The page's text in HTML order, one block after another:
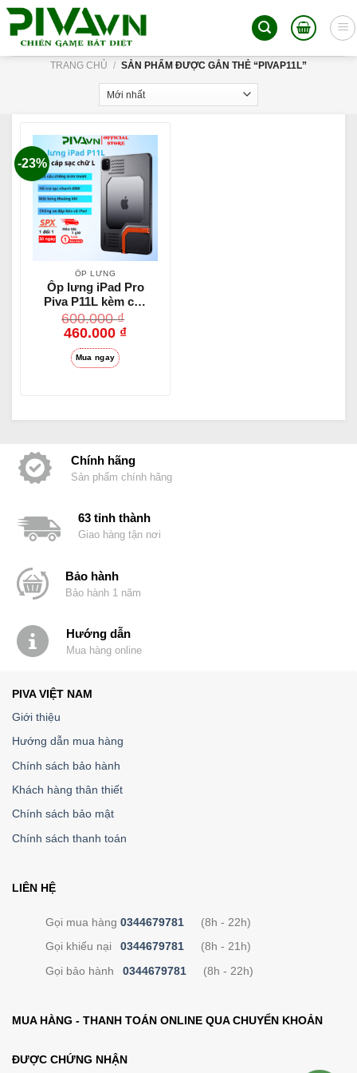
Skip
content
TRANG CHỦ / SẢN PHẨM ĐƯỢC GẮN THẺ “PIVAP11L”
-23%
ỐP LƯNG
Ốp lưng iPad Pro
Piva P11L kèm cáp
sạc chữ L bảo vệ
chân sạc hỗ trợ
truyền hình ảnh
600.000₫
460.000 ₫
Mua ngay
Chính hãng
Sản phẩm chính hãng
63 tỉnh thành
Giao hàng tận nơi
Bảo hành
Bảo hành 1 năm
Hướng dẫn
Mua hàng online
PIVA VIỆT NAM
Giới thiệu
Hướng dẫn mua hàng
Chính sách bảo hành
Khách hàng thân thiết
Chính sách bảo mật
Chính sách thanh toán
LIÊN HỆ
Gọi mua hàng 0344679781(8h - 22h)
Gọi khiếu nại 0344679781(8h - 21h)
Gọi bảo hành 0344679781(8h - 22h)
MUA HÀNG - THANH TOÁN ONLINE QUA CHUYỂN KHOẢN
ĐƯỢC CHỨNG NHẬN